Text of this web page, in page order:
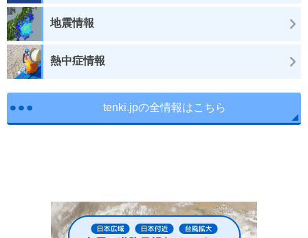
地震情報
熱中症情報
tenki.jpの全情報はこちら